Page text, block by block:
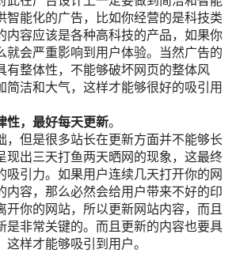
智能化的广告，比如你经营的是科技类
内容应该是各种高科技的产品，如果你
就会严重影响到用户体验。当然广告的
有整体性，不能够破坏网页的整体风
简洁和大气，这样才能够很好的吸引用
性，最好每天更新。
，但是很多站长在更新方面并不能够长
现出三天打鱼两天晒网的现象，这最终
吸引力。如果用户连续几天打开你的网
内容，那么必然会给用户带来不好的印
开你的网站，所以更新网站内容，而且
是非常关键的。而且更新的内容也要具
样才能够吸引到用户。